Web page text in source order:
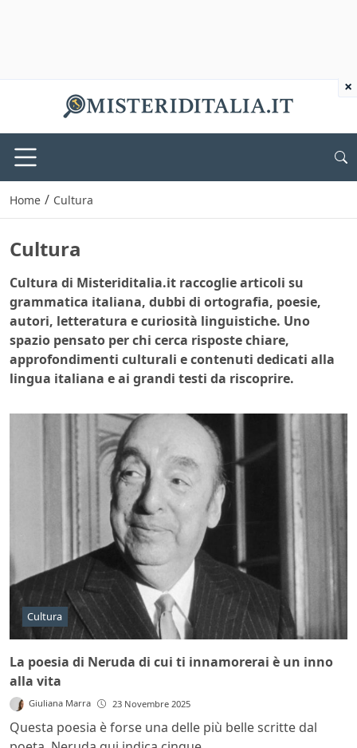
Home / Cultura
Cultura
Cultura di Misteriditalia.it raccoglie articoli su
grammatica italiana, dubbi di ortografia, poesie,
autori, letteratura e curiosità linguistiche. Uno
spazio pensato per chi cerca risposte chiare,
approfondimenti culturali e contenuti dedicati alla
lingua italiana e ai grandi testi da riscoprire.
Cultura
La poesia di Neruda di cui ti innamorerai è un inno
alla vita
Giuliana Marra 23 Novembre 2025
Questa poesia è forse una delle più belle scritte dal
×